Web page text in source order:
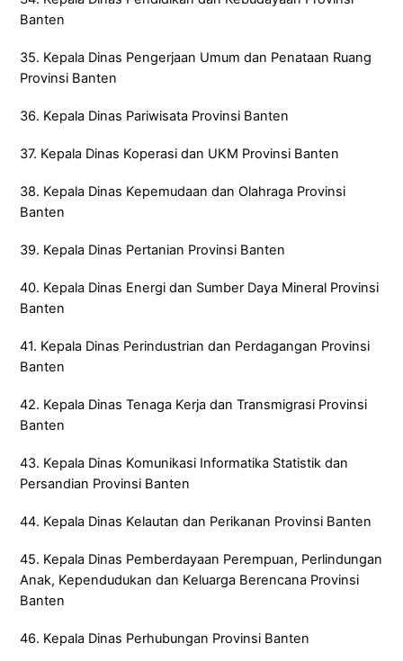
Banten
35. Kepala Dinas Pengerjaan Umum dan Penataan Ruang
Provinsi Banten
36. Kepala Dinas Pariwisata Provinsi Banten
37. Kepala Dinas Koperasi dan UKM Provinsi Banten
38. Kepala Dinas Kepemudaan dan Olahraga Provinsi
Banten
39. Kepala Dinas Pertanian Provinsi Banten
40. Kepala Dinas Energi dan Sumber Daya Mineral Provinsi
Banten
41. Kepala Dinas Perindustrian dan Perdagangan Provinsi
Banten
42. Kepala Dinas Tenaga Kerja dan Transmigrasi Provinsi
Banten
43. Kepala Dinas Komunikasi Informatika Statistik dan
Persandian Provinsi Banten
44. Kepala Dinas Kelautan dan Perikanan Provinsi Banten
45. Kepala Dinas Pemberdayaan Perempuan, Perlindungan
Anak, Kependudukan dan Keluarga Berencana Provinsi
Banten
46. Kepala Dinas Perhubungan Provinsi Banten